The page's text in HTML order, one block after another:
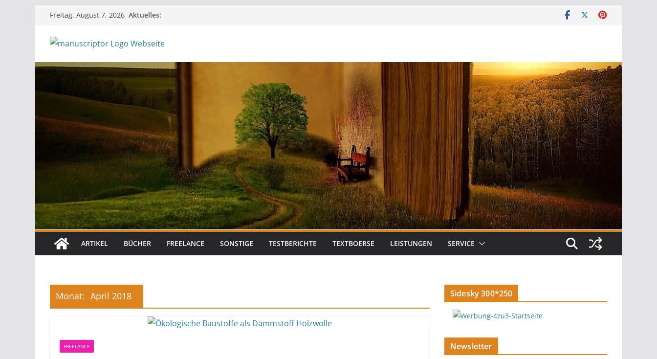
Freitag, August 7, 2026 Aktuelles:
ARTIKEL BÜCHER FREELANCE SONSTIGE TESTBERICHTE TEXTBOERSE LEISTUNGEN SERVICE
Monat: April 2018
FREELANCE
Sidesky 300*250
Newsletter